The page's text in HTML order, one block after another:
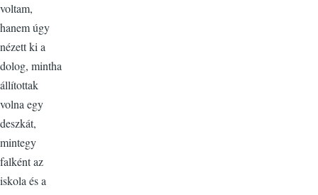
voltam,
hanem úgy
nézett ki a
dolog, mintha
állítottak
volna egy
deszkát,
mintegy
falként az
iskola és a